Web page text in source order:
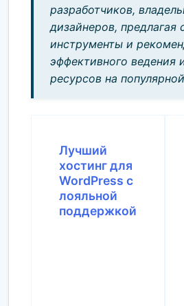
разработчиков,
дизайнеров, предлагая
инструменты и
эффективного ведения
ресурсов на
Лучший
хостинг для
WordPress с
лояльной
поддержкой